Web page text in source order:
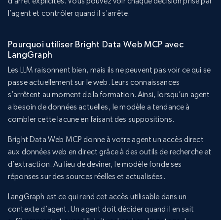
l’agent et contrôler quand il s’arrête.
Pourquoi utiliser Bright Data Web MCP avec
LangGraph
Les LLM raisonnent bien, mais ils ne peuvent pas voir ce qui se
passe actuellement sur le web. Leurs connaissances
s’arrêtent au moment de la formation. Ainsi, lorsqu’un agent
a besoin de données actuelles, le modèle a tendance à
combler cette lacune en faisant des suppositions.
Bright Data Web MCP donne à votre agent un accès direct
aux données web en direct grâce à des outils de recherche et
d’extraction. Au lieu de deviner, le modèle fonde ses
réponses sur des sources réelles et actualisées.
LangGraph est ce qui rend cet accès utilisable dans un
contexte d’agent. Un agent doit décider quand il en sait